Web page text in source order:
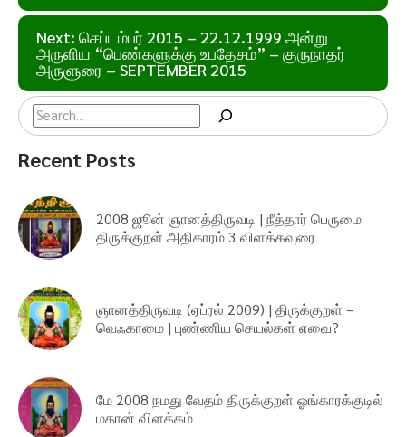
Next: செப்டம்பர் 2015 – 22.12.1999 அன்று
அருளிய “பெண்களுக்கு உபதேசம்” – குருநாதர்
அருளுரை – SEPTEMBER 2015
Search
Recent Posts
2008 ஜூன் ஞானத்திருவடி | நீத்தார் பெருமை
திருக்குறள் அதிகாரம் 3 விளக்கவுரை
ஞானத்திருவடி (ஏப்ரல் 2009) | திருக்குறள் –
வெஃகாமை | புண்ணிய செயல்கள் எவை?
மே 2008 நமது வேதம் திருக்குறள் ஓங்காரக்குடில்
மகான் விளக்கம்